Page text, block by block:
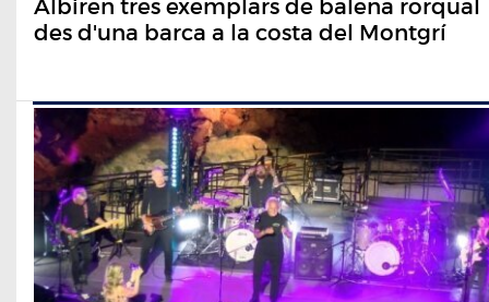
Albiren tres exemplars de balena rorqual
des d'una barca a la costa del Montgrí